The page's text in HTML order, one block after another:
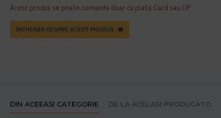
Acest produs se poate comanda doar cu plata Card sau OP
INTREABA DESPRE ACEST PRODUS
DIN ACEEASI CATEGORIE DE LA ACELASI PRODUCATOR